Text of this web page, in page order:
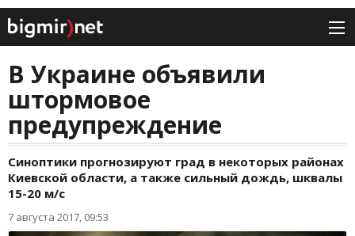
В Украине объявили
штормовое
предупреждение
Синоптики прогнозируют град в некоторых районах
Киевской области, а также сильный дождь, шквалы
15-20 м/с
7 августа 2017, 09:53